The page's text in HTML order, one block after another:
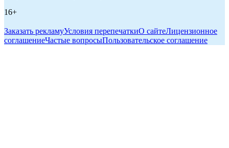
16+
Заказать рекламуУсловия перепечаткиО сайтеЛицензионное
соглашениеЧастые вопросыПользовательское соглашение